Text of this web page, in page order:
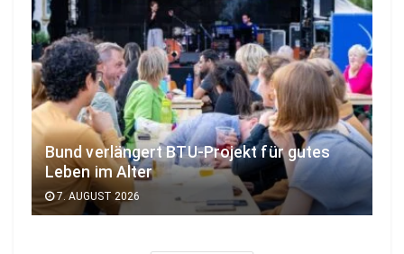
Bund verlängert BTU-Projekt für gutes
Leben im Alter
7. AUGUST 2026